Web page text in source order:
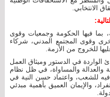
الانتخابي.
بما فيها الحكومة وجمعيات وقوى
وقوى المجتمع المدني، شركاء
للخروج من الأزمة.
الواردة في الدستور وميثاق العمل
والعدالة والمساواة، في ظل نظام
للشعب، واعتماد حسن النية في
والإيمان العميق بأهمية مبدئي